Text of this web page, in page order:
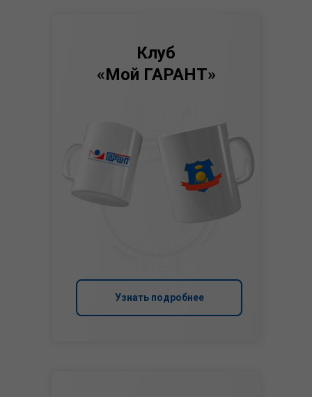
Узнать подробнее
Клуб
«Мой ГАРАНТ»